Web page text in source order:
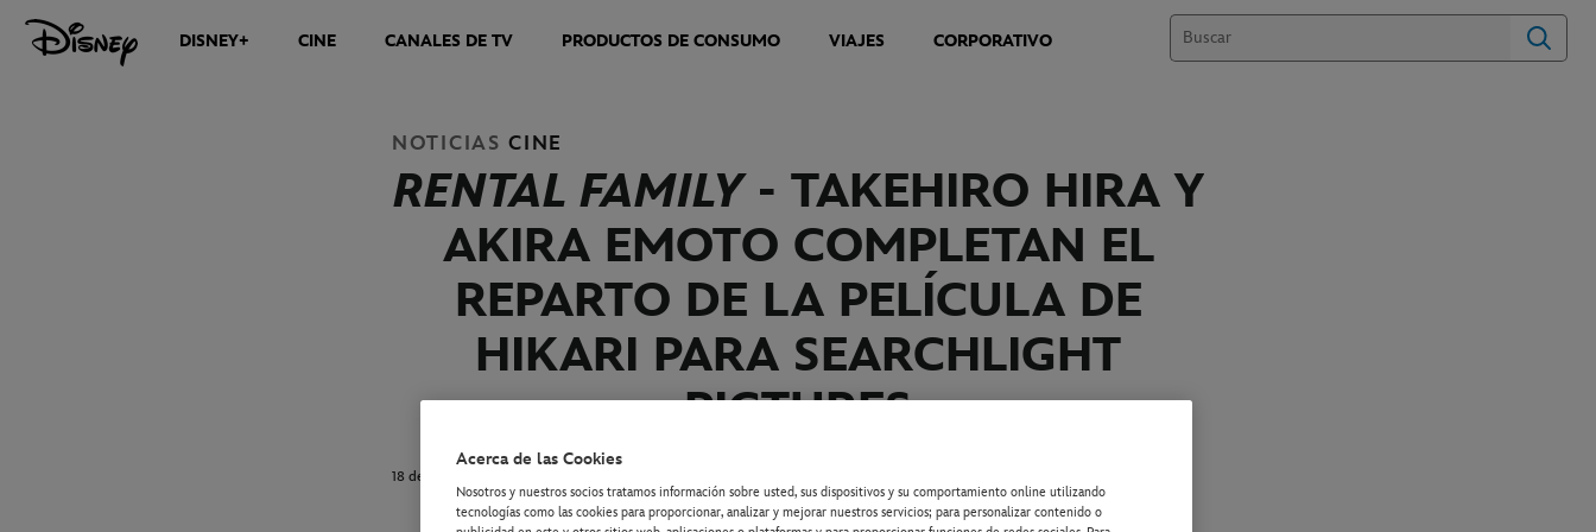
DISNEY+ CINE CANALES DE TV PRODUCTOS DE CONSUMO VIAJES CORPORATIVO
NOTICIAS CINE
RENTAL FAMILY- TAKEHIRO HIRA Y
AKIRA EMOTO COMPLETAN EL
REPARTO DE LA PELÍCULA DE
HIKARI PARA SEARCHLIGHT
PICTURES
18 de marzo de 2024
Acerca de las Cookies
Nosotros y nuestros socios tratamos información sobre usted, sus dispositivos y su comportamiento online utilizando
tecnologías como las cookies para proporcionar, analizar y mejorar nuestros servicios; para personalizar contenido o